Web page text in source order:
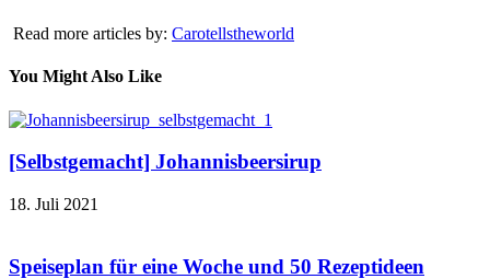
Read more articles by: Carotellstheworld
You Might Also Like
[Selbstgemacht] Johannisbeersirup
18. Juli 2021
Speiseplan für eine Woche und 50 Rezeptideen